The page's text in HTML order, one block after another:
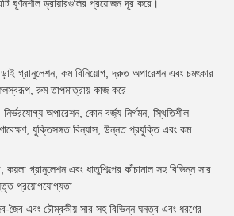
ঘূর্ণনশীল ড্রায়ারগুলির প্রয়োজন দূর করে।
গ্রানুলেশন, কম বিনিয়োগ, দ্রুত অপারেশন এবং চমৎকার
রুম তাপমাত্রায় কাজ করে
অপারেশন, কোন বর্জ্য নির্গমন, স্থিতিশীল
যুক্তিসঙ্গত বিন্যাস, উন্নত প্রযুক্তি এবং কম
গ্রানুলেশন এবং ধাতুশিল্পের কাঁচামাল সহ বিভিন্ন সার
প্রয়োগযোগ্যতা
জৈব এবং চৌম্বকীয় সার সহ বিভিন্ন ঘনত্ব এবং ধরণের